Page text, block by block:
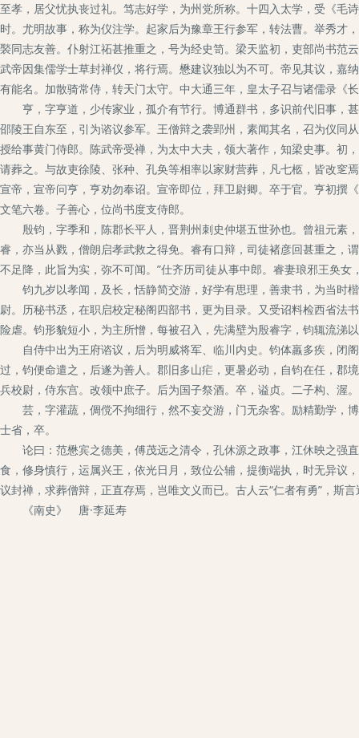
至孝，居父忧执丧过礼。笃志好学，为州党所称。十四入太学，受《毛
时。尤明故事，称为仪注学。起家后为豫章王行参军，转法曹。举秀
褧同志友善。仆射江祏甚推重之，号为经史笥。梁天监初，吏部尚书范
武帝因集儒学士草封禅仪，将行焉。懋建议独以为不可。帝见其议，嘉
有能名。加散骑常侍，转天门太守。中大通三年，皇太子召与诸儒录《
亨，字亨道，少传家业，孤介有节行。博通群书，多识前代旧事，
邵陵王自东至，引为谘议参军。王僧辩之袭郢州，素闻其名，召为仪同
授给事黄门侍郎。陈武帝受禅，为太中大夫，领大著作，知梁史事。初
请葬之。与故吏徐陵、张种、孔奂等相率以家财营葬，凡七柩，皆改窆
宣帝，宣帝问亨，亨劝勿奉诏。宣帝即位，拜卫尉卿。卒于官。亨初撰
文笔六卷。子善心，位尚书度支侍郎。
殷钧，字季和，陈郡长平人，晋荆州刺史仲堪五世孙也。曾祖元素
睿，亦当从戮，僧朗启孝武救之得免。睿有口辩，司徒褚彦回甚重之，
不足降，此旨为实，弥不可闻。”仕齐历司徒从事中郎。睿妻琅邪王奂
钧九岁以孝闻，及长，恬静简交游，好学有思理，善隶书，为当时
尉。历秘书丞，在职启校定秘阁四部书，更为目录。又受诏料检西省
险虐。钧形貌短小，为主所憎，每被召入，先满壁为殷睿字，钧辄流涕
自侍中出为王府谘议，后为明威将军、临川内史。钧体羸多疾，闭
过，钧便命遣之，后遂为善人。郡旧多山疟，更暑必动，自钧在任，郡
兵校尉，侍东宫。改领中庶子。后为国子祭酒。卒，谥贞。二子构、渥
芸，字灌蔬，倜傥不拘细行，然不妄交游，门无杂客。励精勤学，
士省，卒。
论曰：范懋宾之德美，傅茂远之清令，孔休源之政事，江休映之强
食，修身慎行，运属兴王，依光日月，致位公辅，提衡端执，时无异议
议封禅，求葬僧辩，正直存焉，岂唯文义而已。古人云“仁者有勇”，斯
《南史》 唐·李延寿